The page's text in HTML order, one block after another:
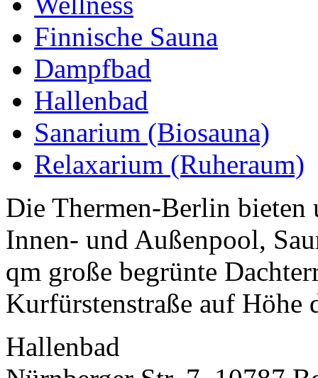
Finnische Sauna
Dampfbad
Hallenbad
Sanarium (Biosauna)
Relaxarium (Ruheraum)
Die Thermen-Berlin bieten
Innen- und Außenpool,
qm große begrünte
Kurfürstenstraße auf Höhe
Hallenbad